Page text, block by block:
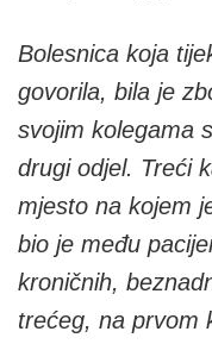
Bolesnica koja
govorila, bila je
svojim kolegama
drugi odjel. Treći
mjesto na kojem
bio je među
kroničnih,
trećeg, na prvom